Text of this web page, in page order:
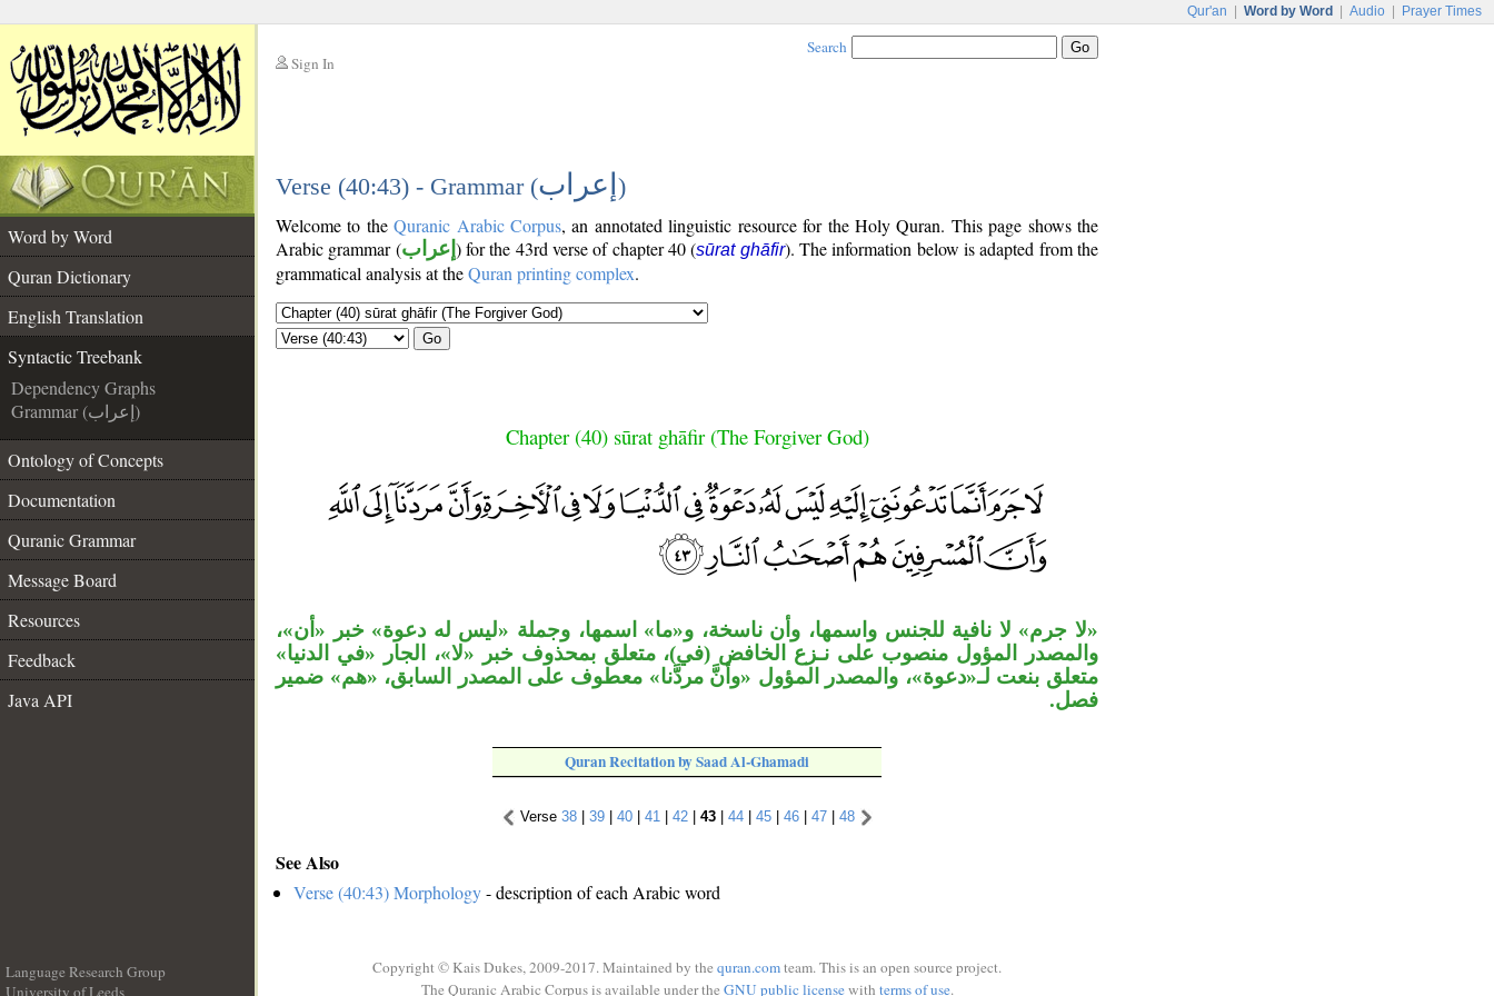
Qur'an Word by Word Audio Prayer Times
Sign In
Search
Verse (40:43) - Grammar (إعراب )
Word by Word
Quran Dictionary
English Translation
Syntactic Treebank
Dependency Graphs
Grammar (إعراب)
Ontology of Concepts
Documentation
Quranic Grammar
Message Board
Resources
Feedback
Java API
Welcome to theQuranic Arabic Corpus, an annotated linguistic resource for the Holy Quran. This page shows the
Arabic grammar (إعراب ) for the 43rd verse of chapter 40 (sūrat ghāfir). The information below is adapted from the
grammatical analysis at theQuran printing complex.
Go
Chapter (40) sūrat ghāfir (The Forgiver God)
«لا جرم» لا نافية للجنس واسمها، وأن ناسخة، و«ما» اسمها، وجملة «ليس له دعوة» خبر «أن»،
والمصدر المؤول منصوب على نـزع الخافض (في)، متعلق بمحذوف خبر «لا»، الجار «في الدنيا»
متعلق بنعت لـ«دعوة»، والمصدر المؤول «وأنَّ مردَّنا» معطوف على المصدر السابق، «هم» ضمير
فصل.
Quran Recitation by Saad Al-Ghamadi
Verse 38| 39| 40| 41 42| 43| 44| 45| 46| 47| 48
See Also
Verse (40:43) Morphology- description of each Arabic word
Language Research Group
University of Leeds
Copyright © Kais Dukes, 2009-2017. Maintained by the quran.comteam. This is an open source project.
The Quranic Arabic Corpus is available under the GNU public licensewith terms of use.